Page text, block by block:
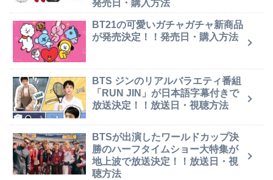
発売日・購入方法
BT21の可愛いガチャガチャ新商品
が発売決定！！発売日・購入方法
BTS ジンのリアルバラエティ番組
「RUN JIN」が日本語字幕付きで
放送決定！！放送日・視聴方法
BTSが出演したワールドカップ決
勝のハーフタイムショー大特集が
地上波で放送決定！！放送日・視
聴方法